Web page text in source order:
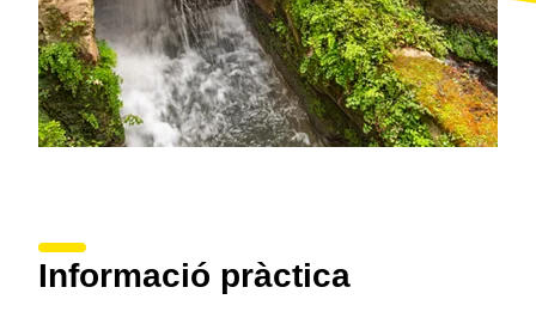
Informació pràctica